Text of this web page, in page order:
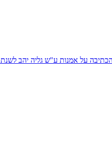
על אמנות ע"ש גליה יהב לשנת 2018